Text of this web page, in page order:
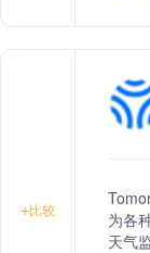
+比较
为各
天气